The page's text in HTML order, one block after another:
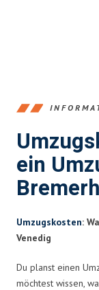
ein
Umzugskosten:
Venedig
Du planst einen
möchtest wissen,